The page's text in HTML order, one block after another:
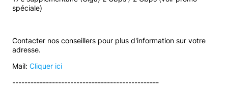
spéciale)
Contacter nos conseillers pour plus d'information sur votre
adresse.
Mail: Cliquer ici
------------------------------------------------